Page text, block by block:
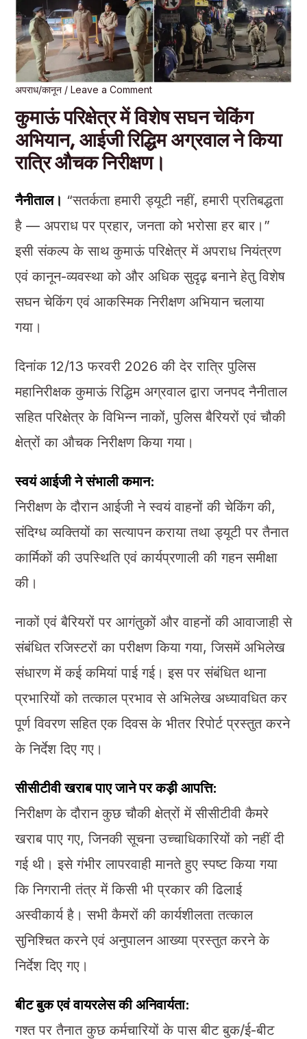
अपराध/कानून/ Leave a Comment
कुमाऊं परिक्षेत्र में विशेष सघन चेकिंग
अभियान, आईजी रिद्धिम अग्रवाल ने किया
रात्रि औचक निरीक्षण।
नैनीताल। “सतर्कता हमारी ड्यूटी नहीं, हमारी प्रतिबद्धता
है — अपराध पर प्रहार, जनता को भरोसा हर बार।”
इसी संकल्प के साथ कुमाऊं परिक्षेत्र में अपराध नियंत्रण
एवं कानून-व्यवस्था को और अधिक सुदृढ़ बनाने हेतु विशेष
सघन चेकिंग एवं आकस्मिक निरीक्षण अभियान चलाया
गया।
दिनांक 12/13 फरवरी 2026 की देर रात्रि पुलिस
महानिरीक्षक कुमाऊं रिद्धिम अग्रवाल द्वारा जनपद नैनीताल
सहित परिक्षेत्र के विभिन्न नाकों, पुलिस बैरियरों एवं चौकी
क्षेत्रों का औचक निरीक्षण किया गया।
स्वयं आईजी ने संभाली कमान:
निरीक्षण के दौरान आईजी ने स्वयं वाहनों की चेकिंग की,
संदिग्ध व्यक्तियों का सत्यापन कराया तथा ड्यूटी पर तैनात
कार्मिकों की उपस्थिति एवं कार्यप्रणाली की गहन समीक्षा
की।
नाकों एवं बैरियरों पर आगंतुकों और वाहनों की आवाजाही से
संबंधित रजिस्टरों का परीक्षण किया गया, जिसमें अभिलेख
संधारण में कई कमियां पाई गई। इस पर संबंधित थाना
प्रभारियों को तत्काल प्रभाव से अभिलेख अध्यावधित कर
पूर्ण विवरण सहित एक दिवस के भीतर रिपोर्ट प्रस्तुत करने
के निर्देश दिए गए।
सीसीटीवी खराब पाए जाने पर कड़ी आपत्ति:
निरीक्षण के दौरान कुछ चौकी क्षेत्रों में सीसीटीवी कैमरे
खराब पाए गए, जिनकी सूचना उच्चाधिकारियों को नहीं दी
गई थी। इसे गंभीर लापरवाही मानते हुए स्पष्ट किया गया
कि निगरानी तंत्र में किसी भी प्रकार की ढिलाई
अस्वीकार्य है। सभी कैमरों की कार्यशीलता तत्काल
सुनिश्चित करने एवं अनुपालन आख्या प्रस्तुत करने के
निर्देश दिए गए।
बीट बुक एवं वायरलेस की अनिवार्यता:
गश्त पर तैनात कुछ कर्मचारियों के पास बीट बुक/ई-बीट